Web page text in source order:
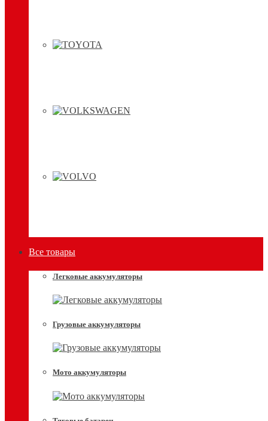
Все товары
Легковые аккумуляторы
Грузовые аккумуляторы
Мото аккумуляторы